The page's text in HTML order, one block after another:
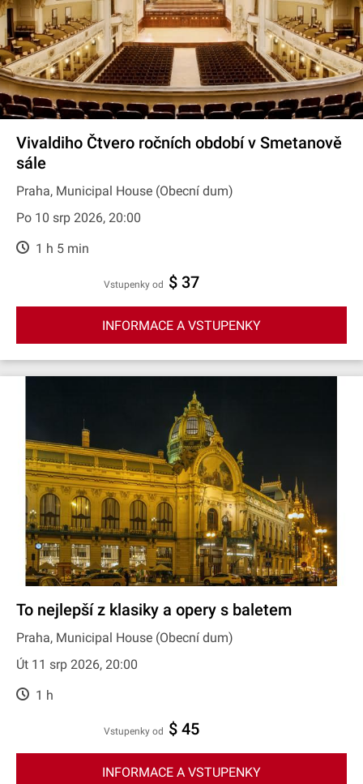
Vivaldiho Čtvero ročních období v Smetanově
sále
Praha, Municipal House (Obecní dum)
Po 10 srp 2026, 20:00
1 h 5 min
Vstupenky od $ 37
INFORMACE A VSTUPENKY
To nejlepší z klasiky a opery s baletem
Praha, Municipal House (Obecní dum)
Út 11 srp 2026, 20:00
1 h
Vstupenky od $ 45
INFORMACE A VSTUPENKY